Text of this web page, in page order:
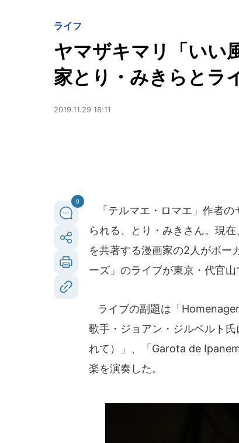
ライフ
ヤマザキマリ「い
家とり・みきらとラ
2019.11.29 18:11
0
「テルマエ・ロマエ」作者の
られる、とり・みきさん。現
を共著する漫画家の2人がボー
ーズ」のライブが東京・代官山
ライブの副題は「
歌手・ジョアン・ジルベルト
れて）」、「Garota de
楽を演奏した。